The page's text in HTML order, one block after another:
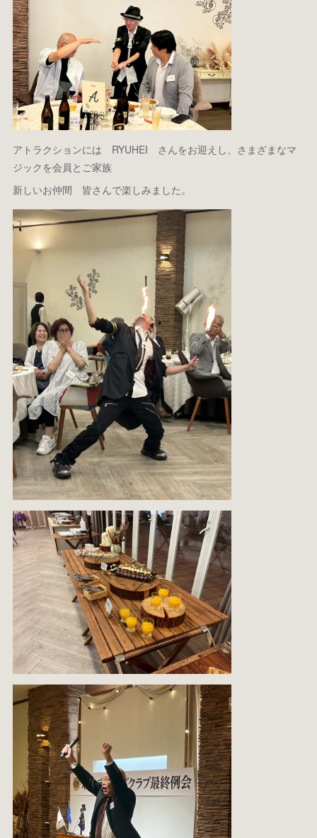
アトラクションには RYUHEI さんをお迎えし、さまざまなマ
ジックを会員とご家族
新しいお仲間 皆さんで楽しみました。